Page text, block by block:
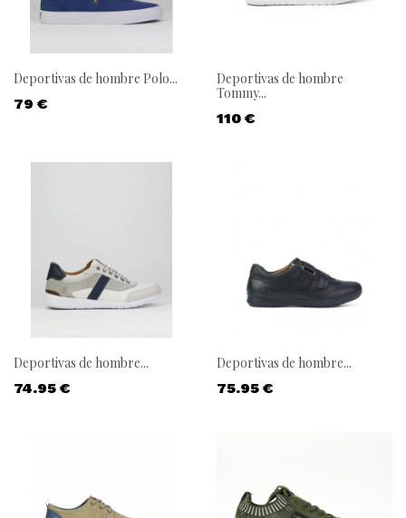
Deportivas de hombre Polo...
Precio
79 €
Deportivas de hombre
Tommy...
Precio
110 €
Deportivas de hombre...
Precio
74.95 €
Deportivas de hombre...
Precio
75.95 €